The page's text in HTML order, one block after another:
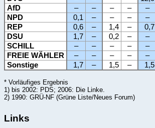
AfD
– – – – –
NPD
0,1 – – – –
REP
0,6 – 1,4 – 0,7
DSU
1,7 – 0,2 – –
SCHILL
– – – – –
FREIE WÄHLER
– – – – –
Sonstige
1,7 – 1,5 – 1,5
* Vorläufiges Ergebnis
1) bis 2002: PDS; 2006: Die Linke.
2) 1990: GRÜ-NF (Grüne Liste/Neues Forum)
Links